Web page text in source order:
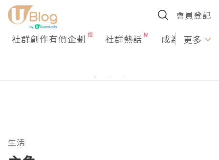
會員登記
社群創作有價企劃 社群熱話 成為U更多
生活